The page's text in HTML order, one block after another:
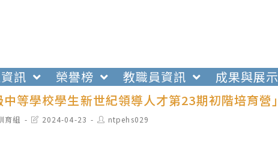
訊 榮譽榜 教職員資訊 成果與展示
等學校學生新世紀領導人才第23期初階培育營」
育組
Post2024-04-23
Post
author:
ntpehs029